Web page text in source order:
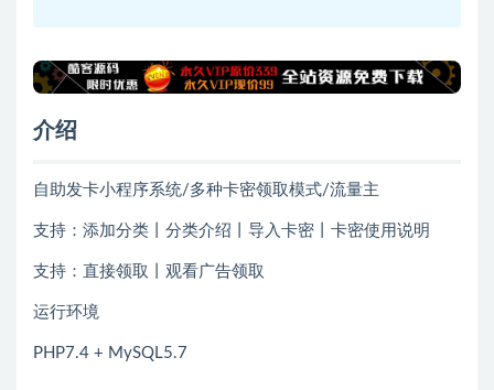
介绍
自助发卡小程序系统/多种卡密领取模式/流量主
支持：添加分类丨分类介绍丨导入卡密丨卡密使用说明
支持：直接领取丨观看广告领取
运行环境
PHP7.4 + MySQL5.7